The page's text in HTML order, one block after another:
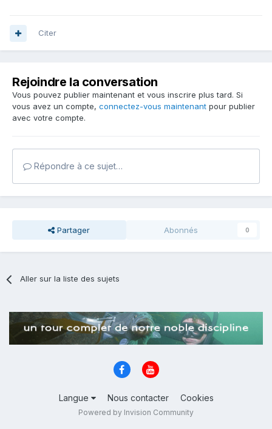
Citer
Rejoindre la conversation
Vous pouvez publier maintenant et vous inscrire plus tard. Si
vous avez un compte, connectez-vous maintenant pour publier
avec votre compte.
Répondre à ce sujet…
Partager Abonnés 0
Aller sur la liste des sujets
Langue Nous contacter Cookies
Powered by Invision Community